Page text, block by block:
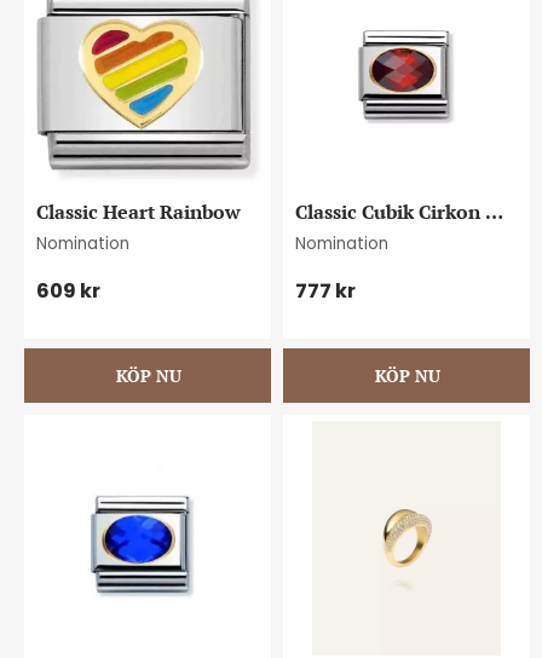
Classic Heart Rainbow
Nomination
609 kr
Classic Cubik Cirkon
Röd
Nomination
777 kr